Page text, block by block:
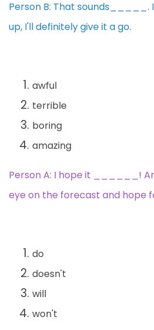
Person B: That sounds_____.
up, I'll definitely give it a go.
awful
terrible
boring
amazing
Person A: I hope it ______!
eye on the forecast and hope
do
doesn't
will
won't